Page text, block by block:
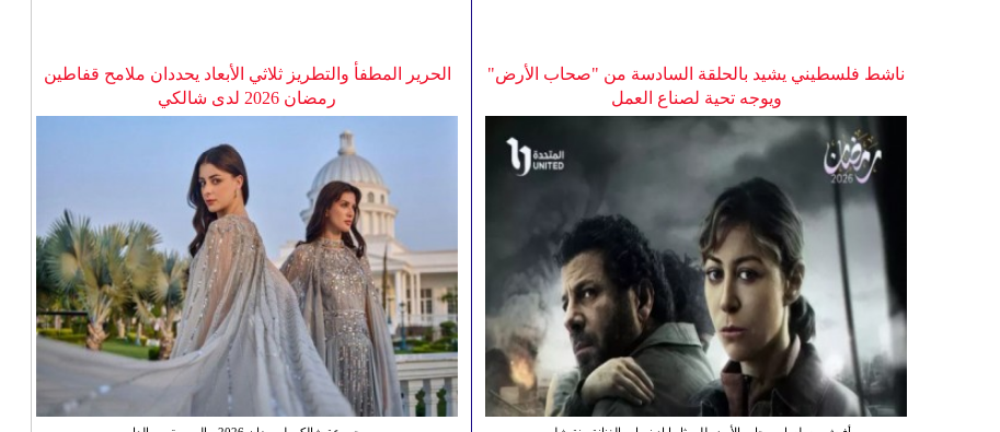
الحرير المطفأ والتطريز ثلاثي الأبعاد يحددان ملامح قفاطين
رمضان 2026 لدى شالكي
ناشط فلسطيني يشيد بالحلقة السادسة من "صحاب الأرض"
ويوجه تحية لصناع العمل